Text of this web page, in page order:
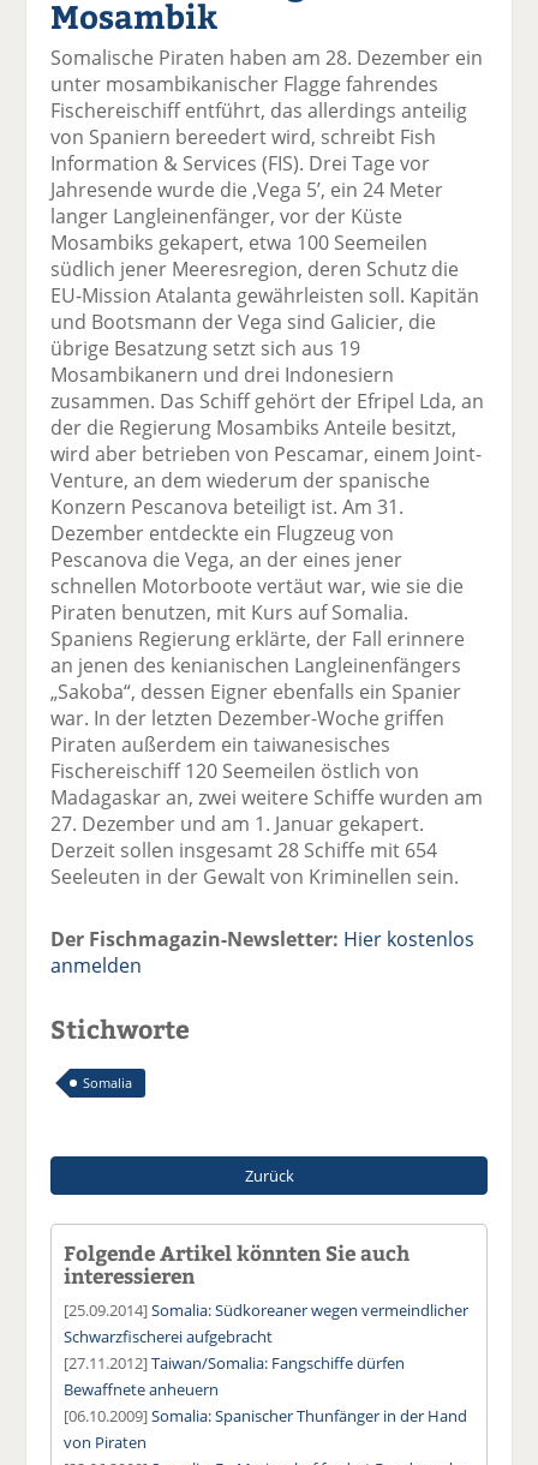
uf
F
ac
e
b
o
o
k
te
il
e
wi
tt
er
n
uf
Li
n
k
e
di
te
il
e
n
er
m
v
n
d
ru
e
Mosambik
Somalische Piraten haben am 28. Dezember ein
unter mosambikanischer Flagge fahrendes
Fischereischiff entführt, das allerdings anteilig
von Spaniern bereedert wird, schreibt Fish
Information & Services (FIS). Drei Tage vor
Jahresende wurde die ‚Vega 5’, ein 24 Meter
langer Langleinenfänger, vor der Küste
Mosambiks gekapert, etwa 100 Seemeilen
südlich jener Meeresregion, deren Schutz die
EU-Mission Atalanta gewährleisten soll. Kapitän
und Bootsmann der Vega sind Galicier, die
übrige Besatzung setzt sich aus 19
Mosambikanern und drei Indonesiern
zusammen. Das Schiff gehört der Efripel Lda, an
der die Regierung Mosambiks Anteile besitzt,
wird aber betrieben von Pescamar, einem Joint-
Venture, an dem wiederum der spanische
Konzern Pescanova beteiligt ist. Am 31.
Dezember entdeckte ein Flugzeug von
Pescanova die Vega, an der eines jener
schnellen Motorboote vertäut war, wie sie die
Piraten benutzen, mit Kurs auf Somalia.
Spaniens Regierung erklärte, der Fall erinnere
an jenen des kenianischen Langleinenfängers
„Sakoba“, dessen Eigner ebenfalls ein Spanier
war. In der letzten Dezember-Woche griffen
Piraten außerdem ein taiwanesisches
Fischereischiff 120 Seemeilen östlich von
Madagaskar an, zwei weitere Schiffe wurden am
27. Dezember und am 1. Januar gekapert.
Derzeit sollen insgesamt 28 Schiffe mit 654
Seeleuten in der Gewalt von Kriminellen sein.
Der Fischmagazin-Newsletter: Hier kostenlos
anmelden
Stichworte
Somalia
Zurück
Folgende Artikel könnten Sie auch
interessieren
[25.09.2014]Somalia: Südkoreaner wegen vermeindlicher
Schwarzfischerei aufgebracht
[27.11.2012]Taiwan/Somalia: Fangschiffe dürfen
Bewaffnete anheuern
[06.10.2009]Somalia: Spanischer Thunfänger in der Hand
von Piraten